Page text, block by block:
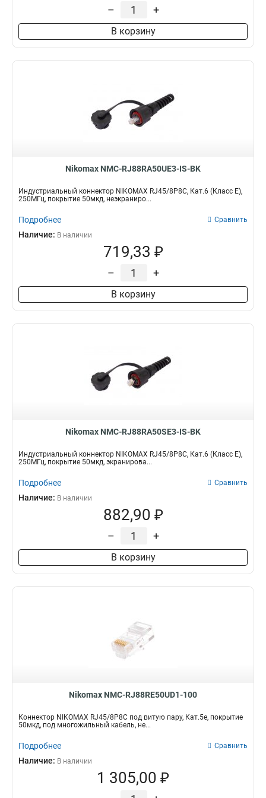
Индустриальный
– +
В корзину
Nikomax NMC-RJ88RA50UE3-IS-BK
Индустриальный коннектор NIKOMAX RJ45/8P8C, Кат.6 (Класс E),
250МГц, покрытие 50мкд, неэкраниро...
Подробнее Сравнить
Наличие: В наличии
719,33 ₽
– +
В корзину
Nikomax NMC-RJ88RA50SE3-IS-BK
Индустриальный коннектор NIKOMAX RJ45/8P8C, Кат.6 (Класс E),
250МГц, покрытие 50мкд, экранирова...
Подробнее Сравнить
Наличие: В наличии
882,90 ₽
– +
В корзину
Nikomax NMC-RJ88RE50UD1-100
Коннектор NIKOMAX RJ45/8P8C под витую пару, Кат.5е, покрытие
50мкд, под многожильный кабель, не...
Подробнее Сравнить
Наличие: В наличии
1 305,00 ₽